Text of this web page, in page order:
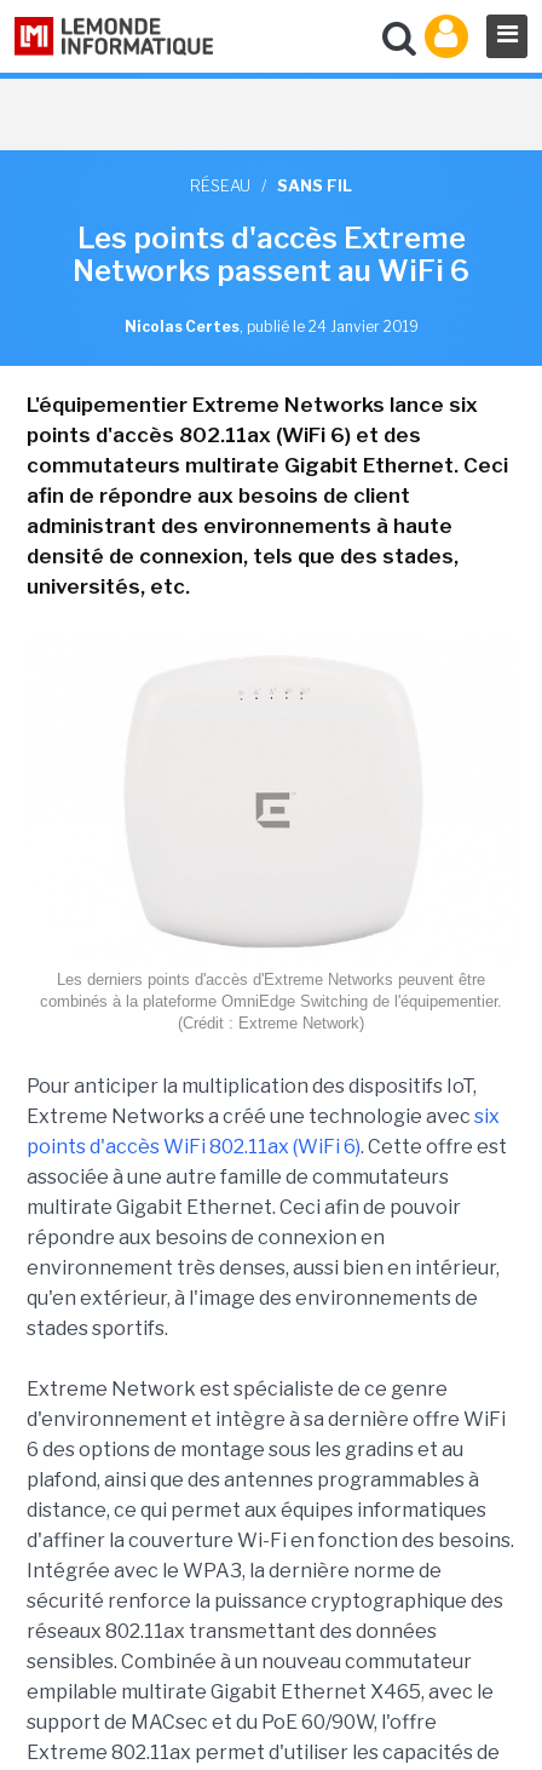
RÉSEAU / SANS FIL
Les points d'accès Extreme
Networks passent au WiFi 6
Nicolas Certes, publié le 24 Janvier 2019
L'équipementier Extreme Networks lance six
points d'accès 802.11ax (WiFi 6) et des
commutateurs multirate Gigabit Ethernet. Ceci
afin de répondre aux besoins de client
administrant des environnements à haute
densité de connexion, tels que des stades,
universités, etc.
Les derniers points d'accès d'Extreme Networks peuvent être
combinés à la plateforme OmniEdge Switching de l'équipementier.
(Crédit : Extreme Network)
Pour anticiper la multiplication des dispositifs IoT,
Extreme Networks a créé une technologie avec six
points d'accès WiFi 802.11ax (WiFi 6). Cette offre est
associée à une autre famille de commutateurs
multirate Gigabit Ethernet. Ceci afin de pouvoir
répondre aux besoins de connexion en
environnement très denses, aussi bien en intérieur,
qu'en extérieur, à l'image des environnements de
stades sportifs.
Extreme Network est spécialiste de ce genre
d'environnement et intègre à sa dernière offre WiFi
6 des options de montage sous les gradins et au
plafond, ainsi que des antennes programmables à
distance, ce qui permet aux équipes informatiques
d'affiner la couverture Wi-Fi en fonction des besoins.
Intégrée avec le WPA3, la dernière norme de
sécurité renforce la puissance cryptographique des
réseaux 802.11ax transmettant des données
sensibles. Combinée à un nouveau commutateur
empilable multirate Gigabit Ethernet X465, avec le
support de MACsec et du PoE 60/90W, l'offre
Extreme 802.11ax permet d'utiliser les capacités de